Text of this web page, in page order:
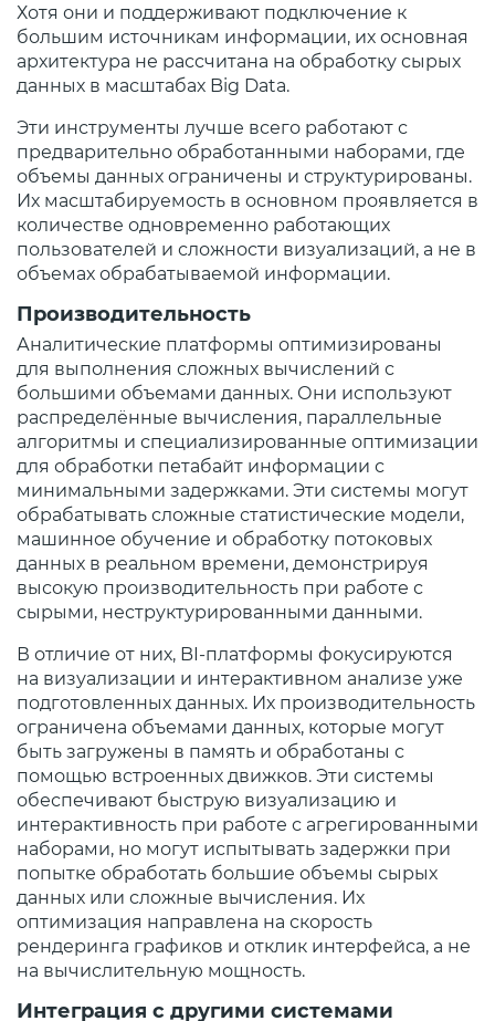
Хотя они и поддерживают подключение к
большим источникам информации, их основная
архитектура не рассчитана на обработку сырых
данных в масштабах Big Data.
Эти инструменты лучше всего работают с
предварительно обработанными наборами, где
объемы данных ограничены и структурированы.
Их масштабируемость в основном проявляется в
количестве одновременно работающих
пользователей и сложности визуализаций, а не в
объемах обрабатываемой информации.
Производительность
Аналитические платформы оптимизированы
для выполнения сложных вычислений с
большими объемами данных. Они используют
распределённые вычисления, параллельные
алгоритмы и специализированные оптимизации
для обработки петабайт информации с
минимальными задержками. Эти системы могут
обрабатывать сложные статистические модели,
машинное обучение и обработку потоковых
данных в реальном времени, демонстрируя
высокую производительность при работе с
сырыми, неструктурированными данными.
В отличие от них, BI-платформы фокусируются
на визуализации и интерактивном анализе уже
подготовленных данных. Их производительность
ограничена объемами данных, которые могут
быть загружены в память и обработаны с
помощью встроенных движков. Эти системы
обеспечивают быструю визуализацию и
интерактивность при работе с агрегированными
наборами, но могут испытывать задержки при
попытке обработать большие объемы сырых
данных или сложные вычисления. Их
оптимизация направлена на скорость
рендеринга графиков и отклик интерфейса, а не
на вычислительную мощность.
Интеграция с другими системами